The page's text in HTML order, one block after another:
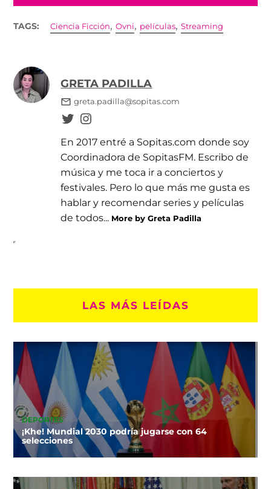
TAGS: Ciencia Ficción,Ovni, películas,Streaming
GRETA PADILLA
greta.padilla@sopitas.com
En 2017 entré a Sopitas.com donde soy
Coordinadora de SopitasFM. Escribo de
música y me toca ir a conciertos y
festivales. Pero lo que más me gusta es
hablar y recomendar series y películas
de todos... More by Greta Padilla
LAS MÁS LEÍDAS
DEPORTES
¡Khe! Mundial 2030 podría jugarse con 64
selecciones